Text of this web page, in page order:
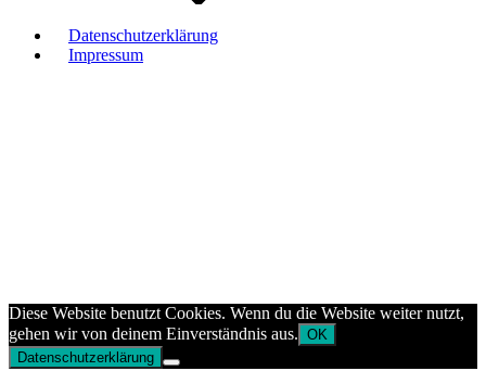
Datenschutzerklärung
Impressum
Diese Website benutzt Cookies. Wenn du die Website weiter nutzt,
gehen wir von deinem Einverständnis aus. OK
Datenschutzerklärung